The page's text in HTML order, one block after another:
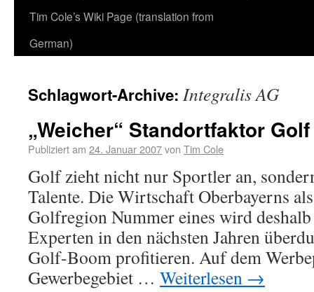
Tim Cole’s Wiki Page (translation from
German)
Schlagwort-Archive: Integralis AG
„Weicher“ Standortfaktor Golf
Publiziert am 24. Januar 2007von Tim Cole
Golf zieht nicht nur Sportler an,
Talente. Die Wirtschaft Oberbayerns
Golfregion Nummer eines wird
Experten in den nächsten Jahren
Golf-Boom profitieren. Auf dem
Gewerbegebiet … Weiterlesen →